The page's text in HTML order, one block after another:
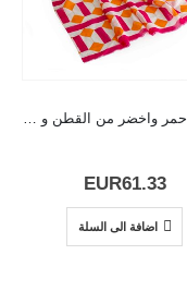
EUR61.33
اضافة الى السلة